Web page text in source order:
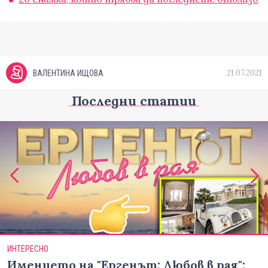
ВАЛЕНТИНА ИЩОВА 21.07.2021
Последни статии
ИНТЕРЕСНО
Имението на "Ергенът: Любов в рая":